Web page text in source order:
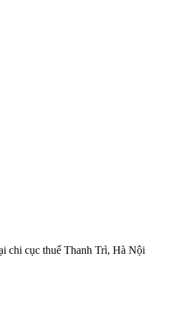
chi cục thuế Thanh Trì, Hà Nội